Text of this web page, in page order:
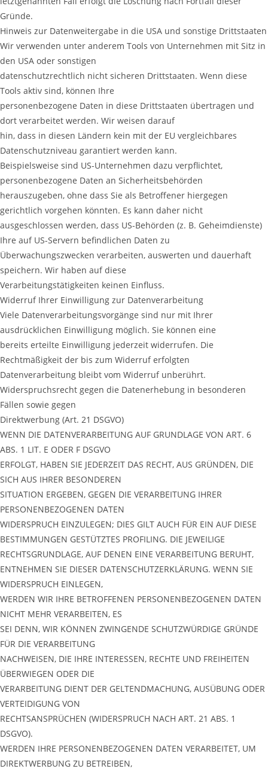
Gründe.
Hinweis zur Datenweitergabe in die USA und sonstige Drittstaaten
Wir verwenden unter anderem Tools von Unternehmen mit Sitz in
den USA oder sonstigen
datenschutzrechtlich nicht sicheren Drittstaaten. Wenn diese
Tools aktiv sind, können Ihre
personenbezogene Daten in diese Drittstaaten übertragen und
dort verarbeitet werden. Wir weisen darauf
hin, dass in diesen Ländern kein mit der EU vergleichbares
Datenschutzniveau garantiert werden kann.
Beispielsweise sind US-Unternehmen dazu verpflichtet,
personenbezogene Daten an Sicherheitsbehörden
herauszugeben, ohne dass Sie als Betroffener hiergegen
gerichtlich vorgehen könnten. Es kann daher nicht
ausgeschlossen werden, dass US-Behörden (z. B. Geheimdienste)
Ihre auf US-Servern befindlichen Daten zu
Überwachungszwecken verarbeiten, auswerten und dauerhaft
speichern. Wir haben auf diese
Verarbeitungstätigkeiten keinen Einfluss.
Widerruf Ihrer Einwilligung zur Datenverarbeitung
Viele Datenverarbeitungsvorgänge sind nur mit Ihrer
ausdrücklichen Einwilligung möglich. Sie können eine
bereits erteilte Einwilligung jederzeit widerrufen. Die
Rechtmäßigkeit der bis zum Widerruf erfolgten
Datenverarbeitung bleibt vom Widerruf unberührt.
Widerspruchsrecht gegen die Datenerhebung in besonderen
Fällen sowie gegen
Direktwerbung (Art. 21 DSGVO)
WENN DIE DATENVERARBEITUNG AUF GRUNDLAGE VON ART. 6
ABS. 1 LIT. E ODER F DSGVO
ERFOLGT, HABEN SIE JEDERZEIT DAS RECHT, AUS GRÜNDEN, DIE
SICH AUS IHRER BESONDEREN
SITUATION ERGEBEN, GEGEN DIE VERARBEITUNG IHRER
PERSONENBEZOGENEN DATEN
WIDERSPRUCH EINZULEGEN; DIES GILT AUCH FÜR EIN AUF DIESE
BESTIMMUNGEN GESTÜTZTES PROFILING. DIE JEWEILIGE
RECHTSGRUNDLAGE, AUF DENEN EINE VERARBEITUNG BERUHT,
ENTNEHMEN SIE DIESER DATENSCHUTZERKLÄRUNG. WENN SIE
WIDERSPRUCH EINLEGEN,
WERDEN WIR IHRE BETROFFENEN PERSONENBEZOGENEN DATEN
NICHT MEHR VERARBEITEN, ES
SEI DENN, WIR KÖNNEN ZWINGENDE SCHUTZWÜRDIGE GRÜNDE
FÜR DIE VERARBEITUNG
NACHWEISEN, DIE IHRE INTERESSEN, RECHTE UND FREIHEITEN
ÜBERWIEGEN ODER DIE
VERARBEITUNG DIENT DER GELTENDMACHUNG, AUSÜBUNG ODER
VERTEIDIGUNG VON
RECHTSANSPRÜCHEN (WIDERSPRUCH NACH ART. 21 ABS. 1
DSGVO).
WERDEN IHRE PERSONENBEZOGENEN DATEN VERARBEITET, UM
DIREKTWERBUNG ZU BETREIBEN,